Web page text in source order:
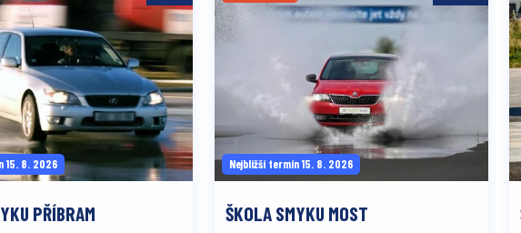
15. 8. 2026
PŘÍBRAM
Nejbližší termín 15. 8. 2026
ŠKOLA SMYKU MOST